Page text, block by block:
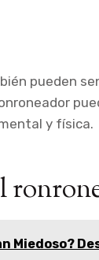
pueden
y física.
Miedoso?